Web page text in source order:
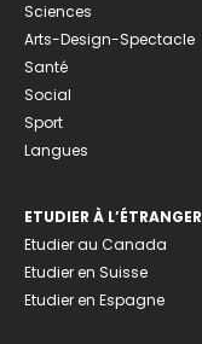
Sciences
Arts-Design-Spectacle
Santé
Social
Sport
Langues
ETUDIER À L’ÉTRANGER
Etudier au Canada
Etudier en Suisse
Etudier en Espagne